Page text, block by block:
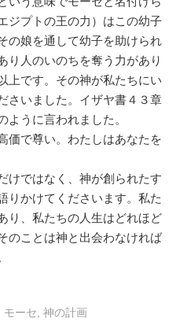
ジプトの王の力）はこの幼子
の娘を通して幼子を助けられ
り人のいのちを奪う力があり
上です。その神が私たちにい
さいました。イザヤ書４３章
ように言われました。
価で尊い。わたしはあなたを
けではなく、神が創られたす
りかけてくださいます。私た
り、私たちの人生はどれほど
のことは神と出会わなければ
モーセ 神の計画